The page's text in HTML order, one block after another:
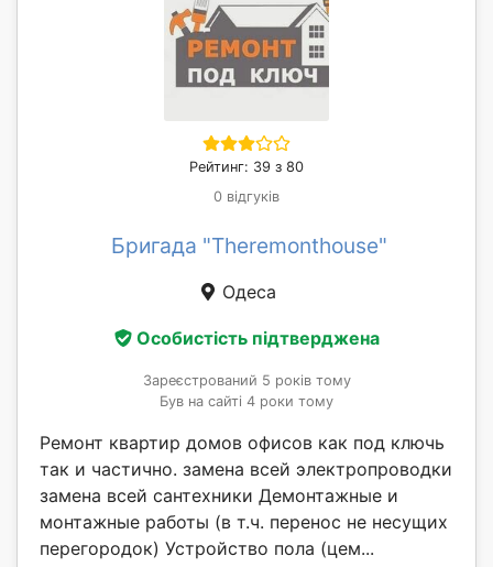
Рейтинг: 39 з 80
0 відгуків
Бригада "Theremonthouse"
Одеса
Особистість підтверджена
Зареєстрований 5 років тому
Був на сайті 4 роки тому
Ремонт квартир домов офисов как под ключь
так и частично. замена всей электропроводки
замена всей сантехники Демонтажные и
монтажные работы (в т.ч. перенос не несущих
перегородок) Устройство пола (цем...